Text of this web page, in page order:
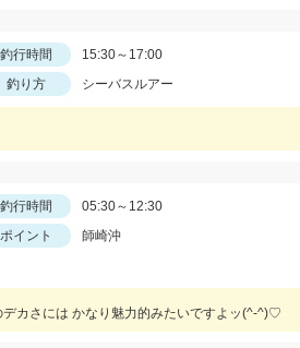
釣行時間
15:30～17:00
釣り方 シーバスルアー
釣行時間
05:30～12:30
ポイント
師崎沖
カさには かなり魅力的みたいですよッ(^-^)♡